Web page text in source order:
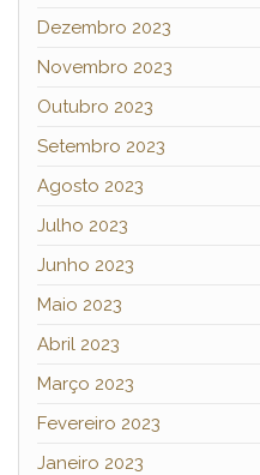
Dezembro 2023
Novembro 2023
Outubro 2023
Setembro 2023
Agosto 2023
Julho 2023
Junho 2023
Maio 2023
Abril 2023
Março 2023
Fevereiro 2023
Janeiro 2023